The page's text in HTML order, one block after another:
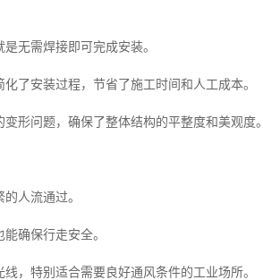
无需焊接即可完成安装。
了安装过程，节省了施工时间和人工成本。
形问题，确保了整体结构的平整度和美观度。
人流通过。
确保行走安全。
，特别适合需要良好通风条件的工业场所。